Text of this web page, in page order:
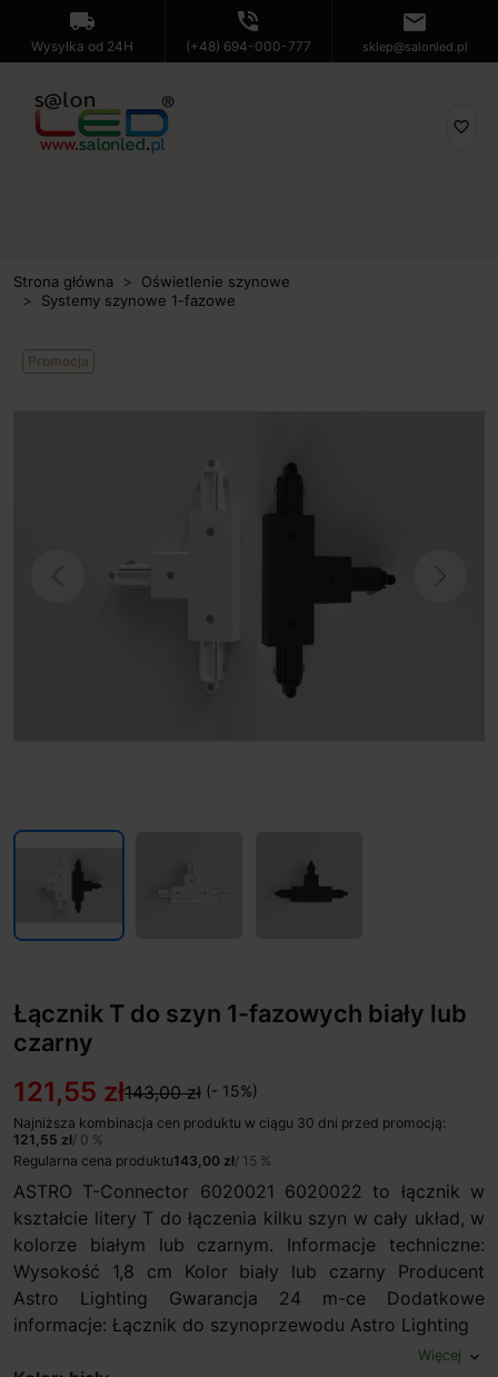
local_shipping
Wysyłka od 24H
phone_in_talk
(+48) 694-000-777
mail
sklep@salonled.pl
favorite_border
Strona główna
Oświetlenie szynowe
Systemy szynowe 1-fazowe
Promocja
Łącznik T do szyn 1-fazowych biały lub
czarny
121,55 zł143,00 zł (- 15%)
Najniższa kombinacja cen produktu w ciągu 30 dni przed promocją:
121,55 zł/ 0 %
Regularna cena produktu143,00 zł/ 15 %
ASTRO T-Connector 6020021 6020022 to łącznik w
kształcie litery T do łączenia kilku szyn w cały układ, w
kolorze białym lub czarnym. Informacje techniczne:
Wysokość 1,8 cm Kolor biały lub czarny Producent
Astro Lighting Gwarancja 24 m-ce Dodatkowe
informacje: Łącznik do szynoprzewodu Astro Lighting
Więcej expand_more